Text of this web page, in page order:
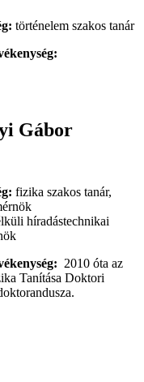
történelem szakos tanár
Gábor
fizika szakos tanár,
híradástechnikai
2010 óta az
Tanítása Doktori